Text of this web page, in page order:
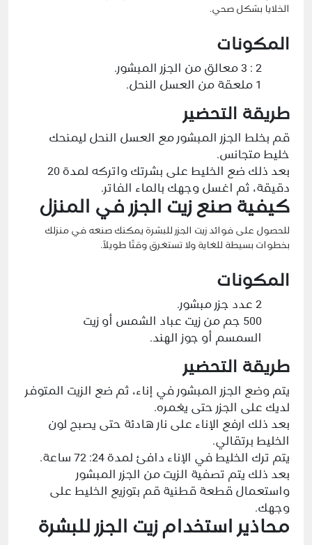
الخلايا بشكل صحي.
المكونات
2 : 3 معالق من الجزر المبشور.
1 ملعقة من العسل النحل.
طريقة التحضير
قم بخلط الجزر المبشور مع العسل النحل ليمنحك
خليط متجانس.
بعد ذلك ضع الخليط على بشرتك واتركه لمدة 20
دقيقة، ثم اغسل وجهك بالماء الفاتر.
كيفية صنع زيت الجزر في المنزل
للحصول على فوائد زيت الجزر للبشرة يمكنك صنعه في منزلك
بخطوات بسيطة للغاية ولا تستغرق وقتًا طويلاً.
المكونات
2 عدد جزر مبشور.
500 جم من زيت عباد الشمس أو زيت
السمسم أو جوز الهند.
طريقة التحضير
يتم وضع الجزر المبشور في إناء، ثم ضع الزيت المتوفر
لديك على الجزر حتى يغمره.
بعد ذلك ارفع الإناء على نار هادئة حتى يصبح لون
الخليط برتقالي.
يتم ترك الخليط في الإناء دافئ لمدة 24: 72 ساعة.
بعد ذلك يتم تصفية الزيت من الجزر المبشور
واستعمال قطعة قطنية قم بتوزيع الخليط على
وجهك.
محاذير استخدام زيت الجزر للبشرة